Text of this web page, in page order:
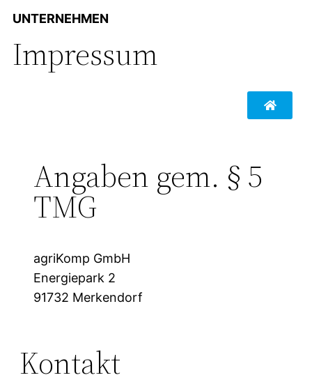
UNTERNEHMEN
Impressum
Angaben gem. § 5
TMG
agriKomp GmbH
Energiepark 2
91732 Merkendorf
Kontakt